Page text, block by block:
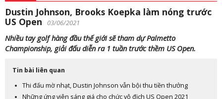
Dustin Johnson, Brooks Koepka làm nóng trước
US Open
03/06/2021
Nhiều tay golf hàng đầu thế giới sẽ tham dự Palmetto
Championship, giải đấu diễn ra 1 tuần trước thềm US Open.
Tin bài liên quan
Thi đấu mờ nhạt, Dustin Johnson vẫn bội thu tiền thưởng
Những ứng viên sáng giá cho chức vô địch US Open 2021